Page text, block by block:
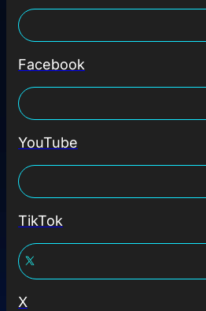
Facebook
YouTube
TikTok
X